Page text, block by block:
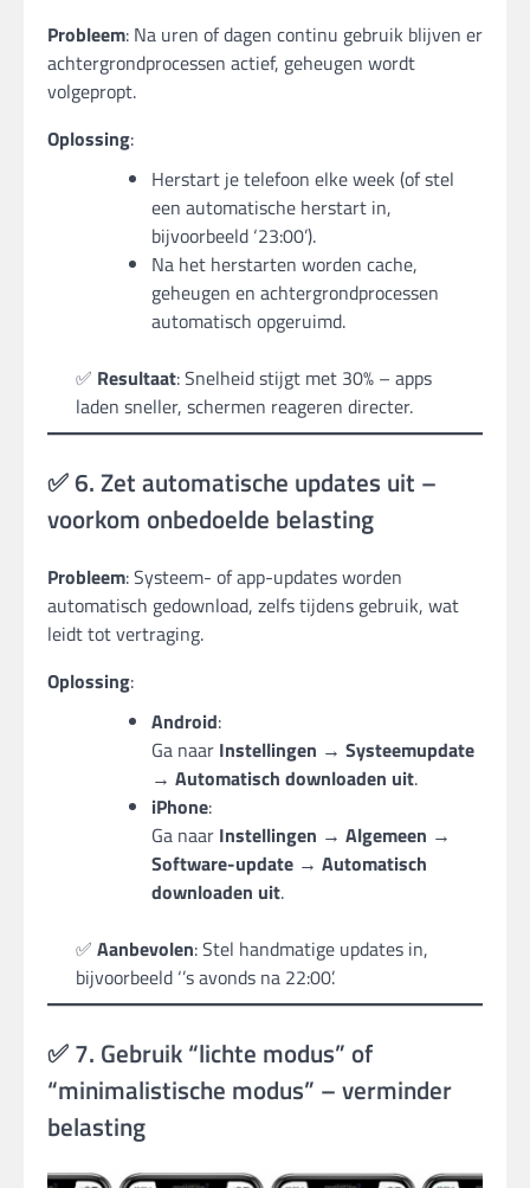
Probleem: Na uren of dagen continu gebruik blijven er
achtergrondprocessen actief, geheugen wordt
volgepropt.
Oplossing:
Herstart je telefoon elke week (of stel
een automatische herstart in,
bijvoorbeeld ‘23:00’).
Na het herstarten worden cache,
geheugen en achtergrondprocessen
automatisch opgeruimd.
✅ Resultaat: Snelheid stijgt met 30% – apps
laden sneller, schermen reageren directer.
✅ 6. Zet automatische updates uit –
voorkom onbedoelde belasting
Probleem: Systeem- of app-updates worden
automatisch gedownload, zelfs tijdens gebruik, wat
leidt tot vertraging.
Oplossing:
Android:
Ga naar Instellingen → Systeemupdate
→ Automatisch downloaden uit.
iPhone:
Ga naar Instellingen → Algemeen →
Software-update → Automatisch
downloaden uit.
✅ Aanbevolen: Stel handmatige updates in,
bijvoorbeeld ‘’s avonds na 22:00’.
✅ 7. Gebruik “lichte modus” of
“minimalistische modus” – verminder
belasting